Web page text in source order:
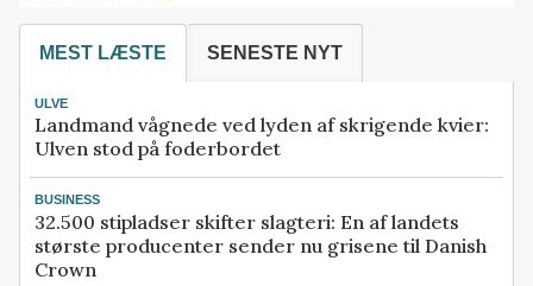
MEST LÆSTE SENESTE NYT
ULVE
Landmand vågnede ved lyden af skrigende kvier:
Ulven stod på foderbordet
BUSINESS
32.500 stipladser skifter slagteri: En af landets
største producenter sender nu grisene til Danish
Crown